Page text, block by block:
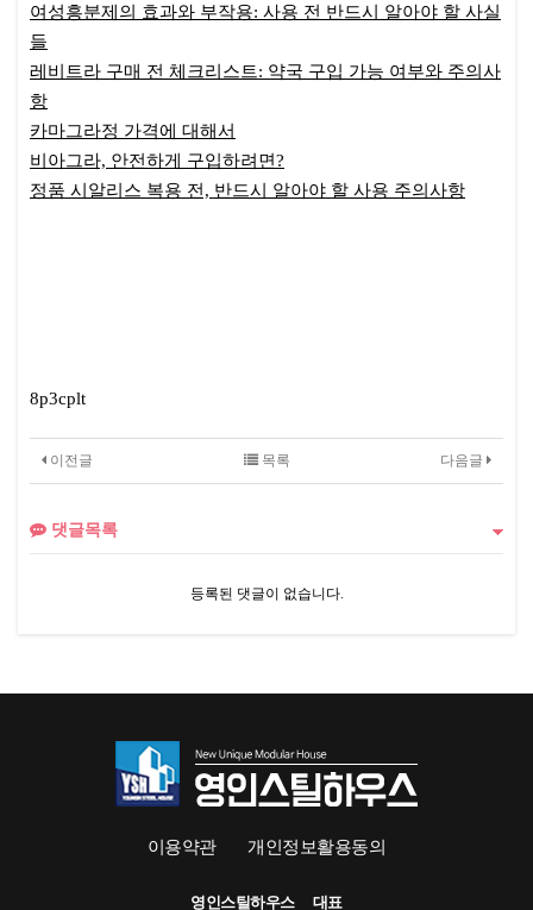
여성흥분제의 효과와 부작용: 사용 전 반드시 알아야 할 사실
들
레비트라 구매 전 체크리스트: 약국 구입 가능 여부와 주의사
항
카마그라정 가격에 대해서
비아그라, 안전하게 구입하려면?
정품 시알리스 복용 전, 반드시 알아야 할 사용 주의사항
8p3cplt
이전글 다음글
목록
댓글목록
등록된 댓글이 없습니다.
이용약관 개인정보활용동의
영인스틸하우스 대표